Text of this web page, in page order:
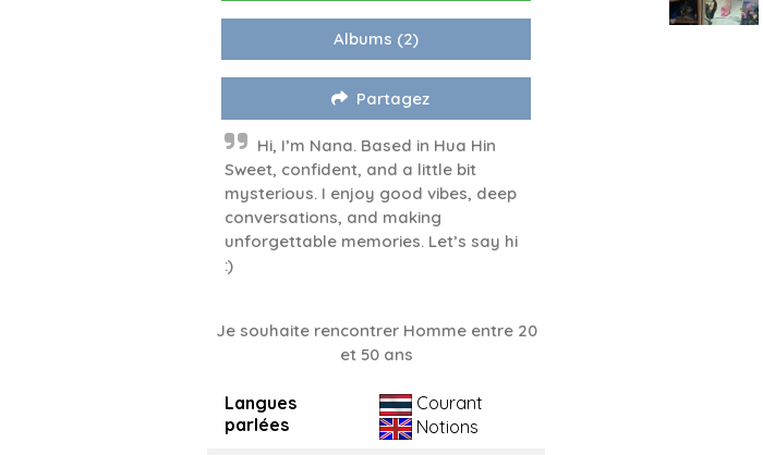
Albums (2)
Partagez
Hi, I’m Nana. Based in Hua Hin
Sweet, confident, and a little bit
mysterious. I enjoy good vibes, deep
conversations, and making
unforgettable memories. Let’s say hi
:)
Je souhaite rencontrer Homme entre 20
et 50 ans
Langues
parlées
Courant
Notions